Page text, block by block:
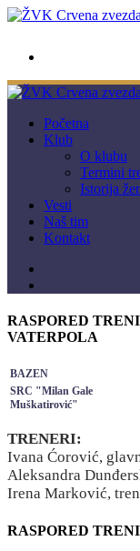
Početna
Klub
O klubu
Termini
Istorija
Vesti
Naš tim
Kontakt
RASPORED
VATERPOLA
BAZEN
SRC "Milan Gale
Muškatirović"
TRENERI:
Ivana Ćorović,
Aleksandra
Irena Marković,
RASPORED